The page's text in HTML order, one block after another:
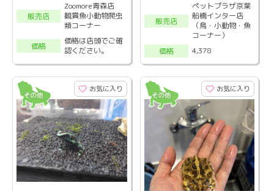
販売店
Zoomore青森店
観賞魚小動物爬虫
類コーナー
価格
価格は店頭でご確
認ください。
販売店
ペットプラザ京葉
船橋インター店
（鳥・小動物・魚
コーナー）
価格
4,378
お気に入り お気に入り